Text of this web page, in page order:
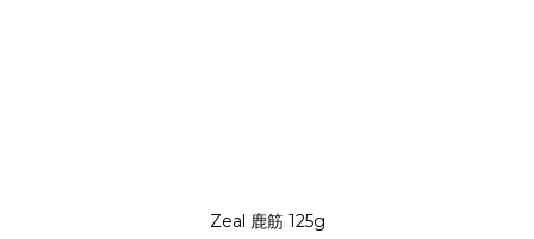
Zeal 鹿筋 125g